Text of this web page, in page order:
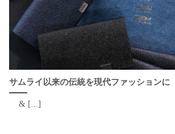
サムライ以来の伝統を現代ファッションに
& [...]